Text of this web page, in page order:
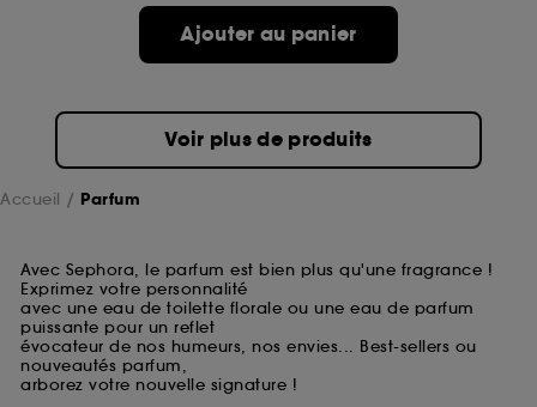
Ajouter au panier
Voir plus de produits
Accueil Parfum
Avec Sephora, le parfum est bien plus qu'une fragrance !
Exprimez votre personnalité
avec une eau de toilette florale ou une eau de parfum
puissante pour un reflet
évocateur de nos humeurs, nos envies... Best-sellers ou
nouveautés parfum,
arborez votre nouvelle signature !